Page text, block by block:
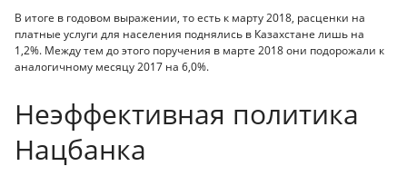
В итоге в годовом выражении, то есть к марту 2018, расценки на
платные услуги для населения поднялись в Казахстане лишь на
1,2%. Между тем до этого поручения в марте 2018 они подорожали к
аналогичному месяцу 2017 на 6,0%.
Неэффективная политика
Нацбанка